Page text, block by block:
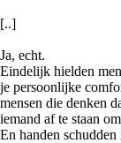
[..]
Ja, echt.
Eindelijk hielden
je persoonlijke
mensen die denken
iemand af te staan
En handen